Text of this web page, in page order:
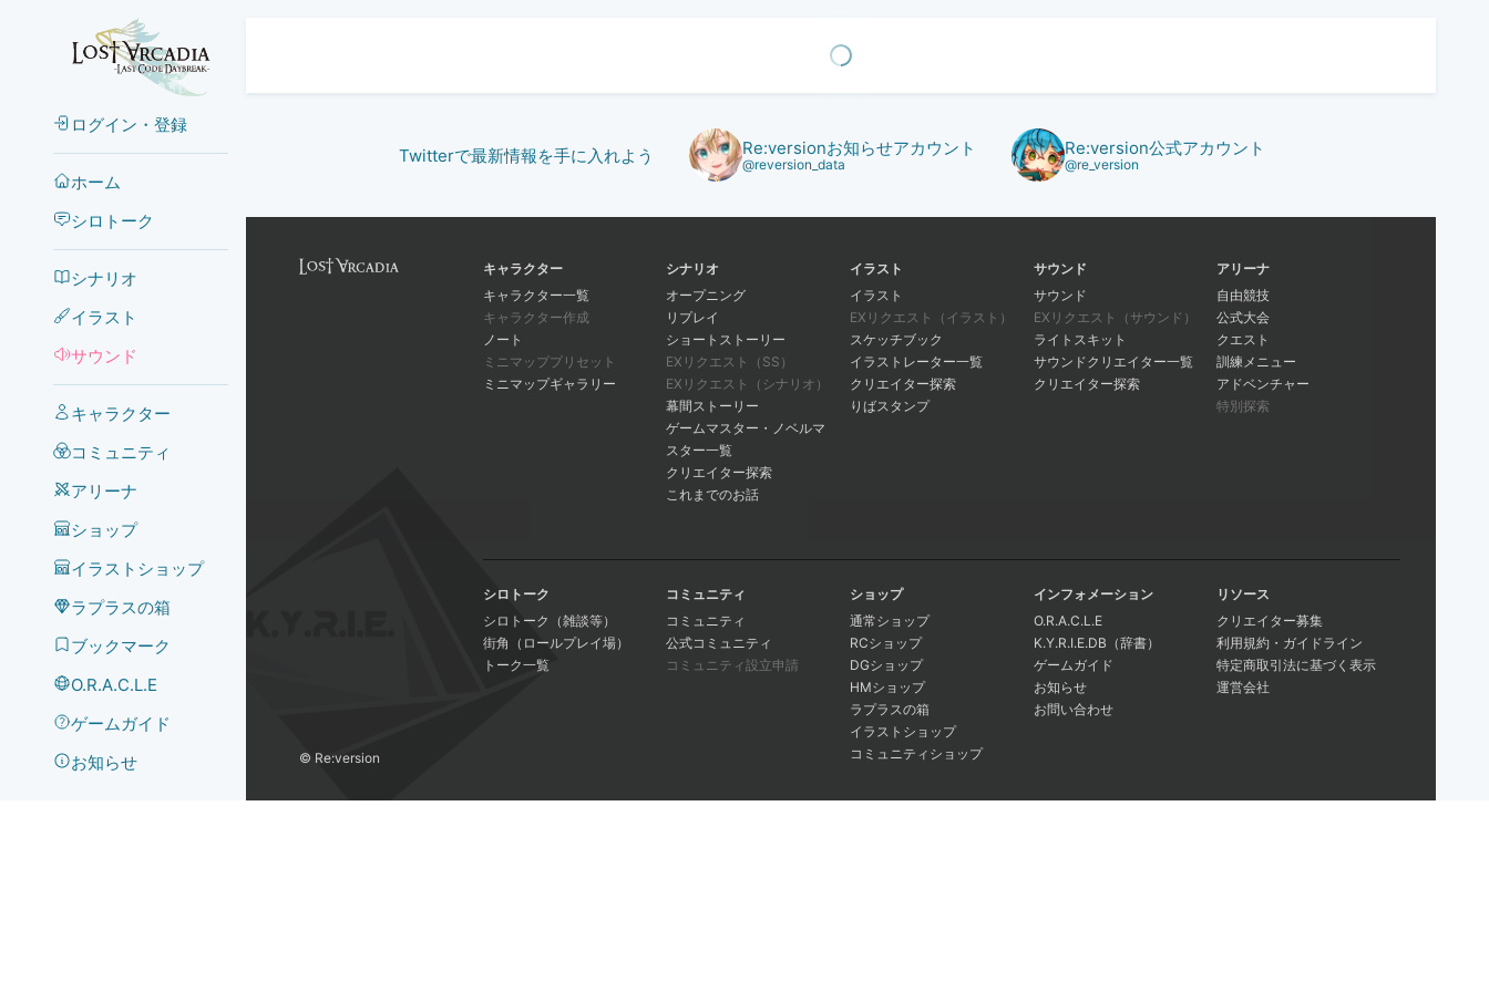
ログイン・登録
ホーム
シロトーク
シナリオ
イラスト
サウンド
キャラクター
コミュニティ
アリーナ
ショップ
イラストショップ
ラプラスの箱
ブックマーク
O.R.A.C.L.E
ゲームガイド
お知らせ
Twitterで最新情報を手に入れよう Re:versionお知らせアカウント
@reversion_data
Re:version公式アカウント
@re_version
キャラクター
キャラクター一覧
キャラクター作成
ノート
ミニマッププリセット
ミニマップギャラリー
シナリオ
オープニング
リプレイ
ショートストーリー
EXリクエスト（SS）
EXリクエスト（シナリオ）
幕間ストーリー
ゲームマスター・ノベルマ
スター一覧
クリエイター探索
これまでのお話
イラスト
イラスト
EXリクエスト（イラスト）
スケッチブック
イラストレーター一覧
クリエイター探索
りばスタンプ
サウンド
サウンド
EXリクエスト（サウンド）
ライトスキット
サウンドクリエイター一覧
クリエイター探索
アリーナ
自由競技
公式大会
クエスト
訓練メニュー
アドベンチャー
特別探索
©️ Re:version
シロトーク
シロトーク（雑談等）
街角（ロールプレイ場）
トーク一覧
コミュニティ
コミュニティ
公式コミュニティ
コミュニティ設立申請
ショップ
通常ショップ
RCショップ
DGショップ
HMショップ
ラプラスの箱
イラストショップ
コミュニティショップ
インフォメーション
O.R.A.C.L.E
K.Y.R.I.E.DB（辞書）
ゲームガイド
お知らせ
お問い合わせ
リソース
クリエイター募集
利用規約・ガイドライン
特定商取引法に基づく表示
運営会社